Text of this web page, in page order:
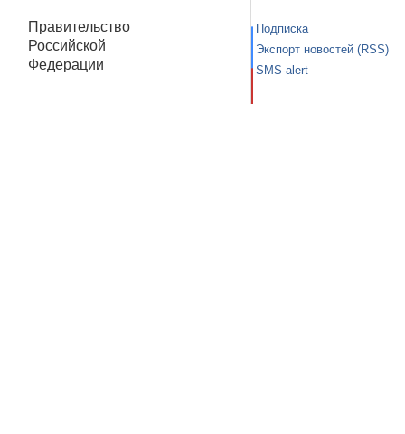
Правительство
Российской
Федерации
Подписка
Экспорт новостей (RSS)
SMS-alert